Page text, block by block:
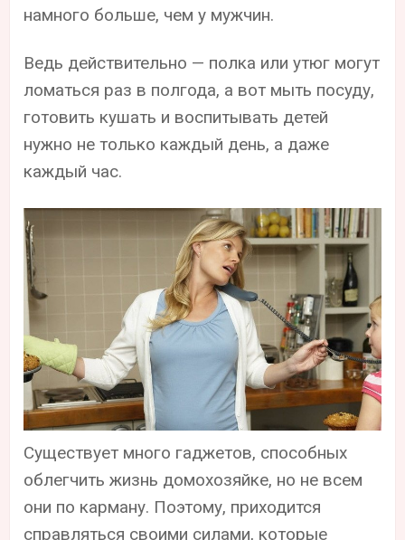
намного больше, чем у мужчин.
Ведь действительно — полка или утюг могут
ломаться раз в полгода, а вот мыть посуду,
готовить кушать и воспитывать детей
нужно не только каждый день, а даже
каждый час.
Существует много гаджетов, способных
облегчить жизнь домохозяйке, но не всем
они по карману. Поэтому, приходится
справляться своими силами, которые